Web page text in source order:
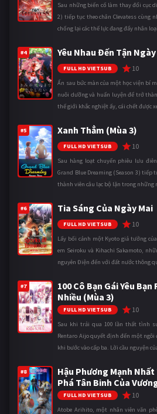
Sau những biến cố làm thay đổi cục
2) tiếp tục theo chân Clevatess cùng
chống lại các thế lực đang đẩy nhân
#4 Yêu Nhau Đến Tận
FULL HD VIETSUB 10
Ẩn sau bức màn của một học viện bí
nuôi dưỡng và huấn luyện để trở
thế giới khắc nghiệt ấy, cái chết được
#5 Xanh Thẳm (Mùa 3)
FULL HD VIETSUB 10
Sau hàng loạt chuyến phiêu lưu
Grand Blue Dreaming (Season 3) tiếp
thành viên câu lạc bộ lặn trong những
#6 Tia Sáng Của Ngày Mai
FULL HD VIETSUB 10
Lấy bối cảnh một Kyoto giả tưởng
em Seiroku và Kihachi Sakamoto,
nguyên Điện đến với đất nước thông
#7
100 Cô Bạn Gái Yêu
Nhiều (Mùa 3)
FULL HD VIETSUB 10
Sau khi trải qua 100 lần thất tình
Rentaro Aijo quyết định đến một ngôi
khi bước vào cấp ba. Lời cầu nguyện
#8
Hậu Phương Mạnh
Phá Tân Binh Của
FULL HD VIETSUB 10
Atobe Arihito, một nhân viên văn